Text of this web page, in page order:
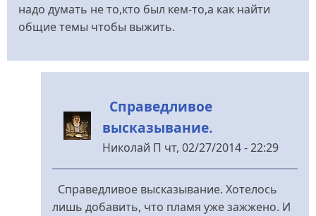
надо думать не то,кто был кем-то,а как найти
общие темы чтобы выжить.
Справедливое
высказывание.
Николай П чт, 02/27/2014 - 22:29
У
до
Справедливое высказывание. Хотелось
лишь добавить, что пламя уже зажжено. И